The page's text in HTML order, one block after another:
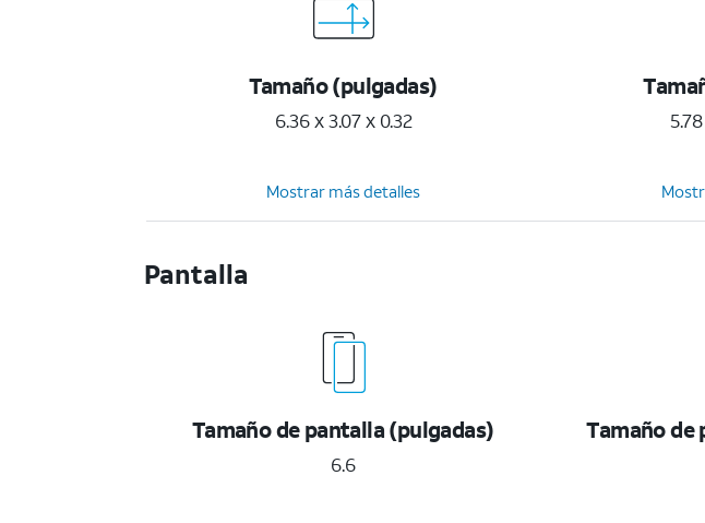
Tamaño (pulgadas)
6.36 x 3.07 x 0.32
Mostrar más detalles
Pantalla
Tamaño de pantalla (pulgadas)
6.6
Tamaño de